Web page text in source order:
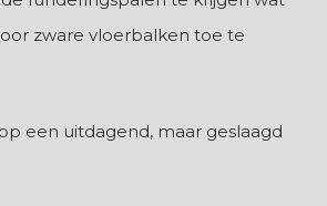
zware vloerbalken toe te
een uitdagend, maar geslaagd